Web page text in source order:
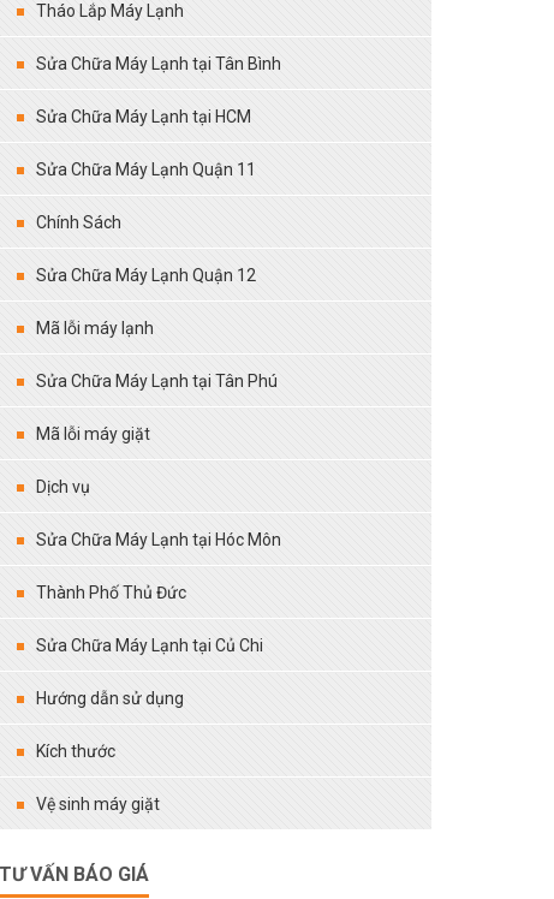
Tháo Lắp Máy Lạnh
Sửa Chữa Máy Lạnh tại Tân Bình
Sửa Chữa Máy Lạnh tại HCM
Sửa Chữa Máy Lạnh Quận 11
Chính Sách
Sửa Chữa Máy Lạnh Quận 12
Mã lỗi máy lạnh
Sửa Chữa Máy Lạnh tại Tân Phú
Mã lỗi máy giặt
Dịch vụ
Sửa Chữa Máy Lạnh tại Hóc Môn
Thành Phố Thủ Đức
Sửa Chữa Máy Lạnh tại Củ Chi
Hướng dẫn sử dụng
Kích thước
Vệ sinh máy giặt
TƯ VẤN BÁO GIÁ